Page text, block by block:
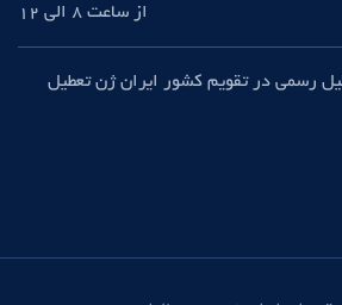
از ساعت 8 الی 12
رسمی در تقویم کشور ایران ژن تعطیل